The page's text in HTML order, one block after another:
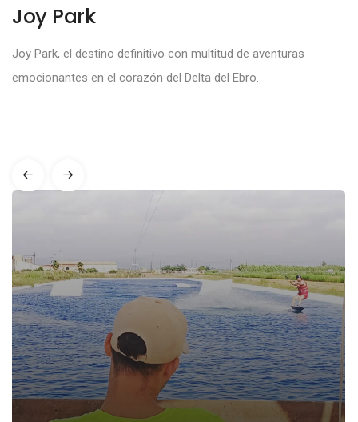
Joy Park
Joy Park, el destino definitivo con multitud de aventuras
emocionantes en el corazón del Delta del Ebro.